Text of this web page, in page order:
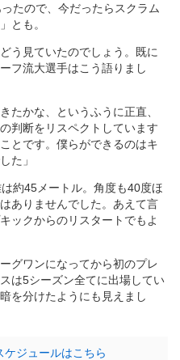
たので、今だったらスクラム
とも。
う見ていたのでしょう。既に
フ流大選手はこう語りまし
たかな、というふうに正直、
判断をリスペクトしています
とです。僕らができるのはキ
た」
約45メートル。角度も40度ほ
ありませんでした。あえて言
ックからのリスタートでもよ
グワンになってから初のプレ
は5シーズン全てに出場してい
を分けたようにも見えまし
ケジュールはこちら